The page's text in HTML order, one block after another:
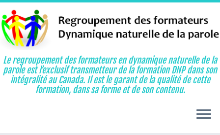
Le regroupement des formateurs en dynamique naturelle de la
parole est l’exclusif transmetteur de la formation DNP dans son
intégralité au Canada. Il est le garant de la qualité de cette
formation, dans sa forme et de son contenu.